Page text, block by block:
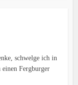
schwelge ich in
Fergburger